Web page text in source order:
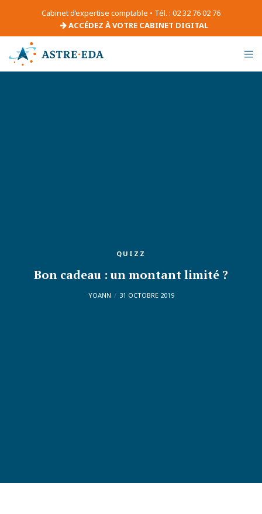
Cabinet d’expertise comptable • Tél. : 02 32 76 02 76
ACCÉDEZ À VOTRE CABINET DIGITAL
QUIZZ
Bon cadeau : un montant limité ?
YOANN 31 OCTOBRE 2019